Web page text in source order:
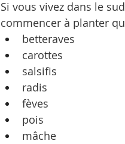
Si vous vivez dans le
commencer à planter
betteraves
carottes
salsifis
radis
fèves
pois
mâche